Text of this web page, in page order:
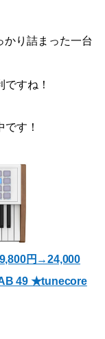
かり詰まった一台
すね！
す！
円→24,000
49 ★tunecore